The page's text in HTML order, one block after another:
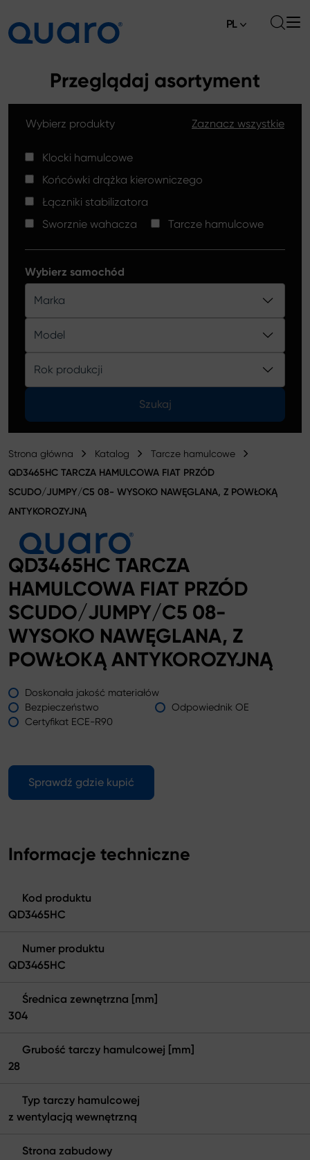
Klocki hamulcowe
Tarcze hamulcowe High Carbon
Końcówki drążków kierowniczych
Klocki hamulcowe Silver Ceramic
Katalog
Aktualności
Gdzie kupić
Kontakt
PL
Przeglądaj asortyment
Wybierz produkty Zaznacz wszystkie
Klocki hamulcowe
Końcówki drążka kierowniczego
Łączniki stabilizatora
Sworznie wahacza
Tarcze hamulcowe
Wybierz samochód
Marka
Model
Rok produkcji
Szukaj
Strona główna Katalog Tarcze hamulcowe
QD3465HC TARCZA HAMULCOWA FIAT PRZÓD
SCUDO/JUMPY/C5 08- WYSOKO NAWĘGLANA, Z POWŁOKĄ
ANTYKOROZYJNĄ
QD3465HC TARCZA
HAMULCOWA FIAT PRZÓD
SCUDO/JUMPY/C5 08-
WYSOKO NAWĘGLANA, Z
POWŁOKĄ ANTYKOROZYJNĄ
Doskonała jakość materiałów
Bezpieczeństwo
Odpowiednik OE
Certyfikat ECE-R90
Sprawdź gdzie kupić
Informacje techniczne
Kod produktu
QD3465HC
Numer produktu
QD3465HC
Średnica zewnętrzna [mm]
304
Grubość tarczy hamulcowej [mm]
28
Typ tarczy hamulcowej
z wentylacją wewnętrzną
Strona zabudowy